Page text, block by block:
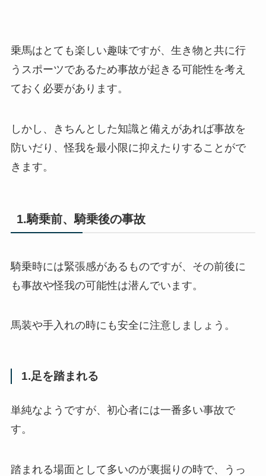
乗馬はとても楽しい趣味ですが、生き物と共に行
うスポーツであるため事故が起きる可能性を考え
ておく必要があります。
しかし、きちんとした知識と備えがあれば事故を
防いだり、怪我を最小限に抑えたりすることがで
きます。
1.騎乗前、騎乗後の事故
騎乗時には緊張感があるものですが、その前後に
も事故や怪我の可能性は潜んでいます。
馬装や手入れの時にも安全に注意しましょう。
1.足を踏まれる
単純なようですが、初心者には一番多い事故で
す。
踏まれる場面として多いのが裏掘りの時で、うっ